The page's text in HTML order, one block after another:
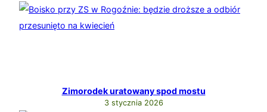
Zimorodek uratowany spod mostu
3 stycznia 2026